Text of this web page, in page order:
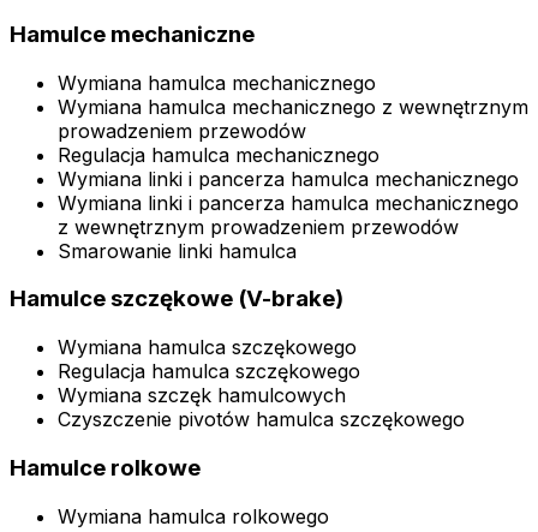
Hamulce mechaniczne
Wymiana hamulca mechanicznego
Wymiana hamulca mechanicznego z wewnętrznym
prowadzeniem przewodów
Regulacja hamulca mechanicznego
Wymiana linki i pancerza hamulca mechanicznego
Wymiana linki i pancerza hamulca mechanicznego
z wewnętrznym prowadzeniem przewodów
Smarowanie linki hamulca
Hamulce szczękowe (V-brake)
Wymiana hamulca szczękowego
Regulacja hamulca szczękowego
Wymiana szczęk hamulcowych
Czyszczenie pivotów hamulca szczękowego
Hamulce rolkowe
Wymiana hamulca rolkowego